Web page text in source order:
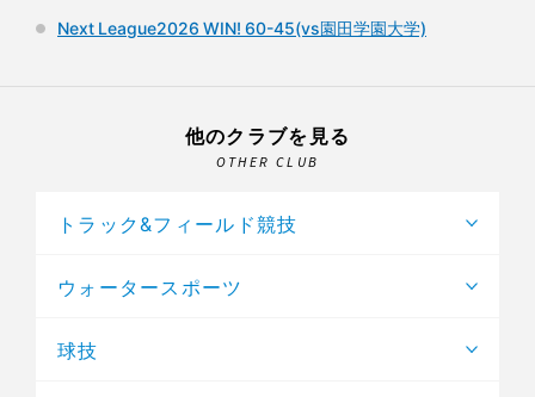
Next League2026 WIN! 60-45(vs園田学園大学)
他のクラブを見る
OTHER CLUB
トラック&フィールド競技
ウォータースポーツ
球技